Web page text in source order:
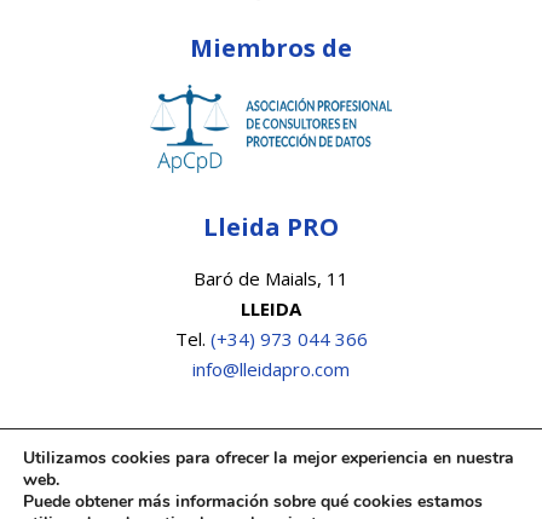
Miembros de
Lleida PRO
Baró de Maials, 11
LLEIDA
Tel. (+34) 973 044 366
info@lleidapro.com
Utilizamos cookies para ofrecer la mejor experiencia en nuestra
web.
Puede obtener más información sobre qué cookies estamos